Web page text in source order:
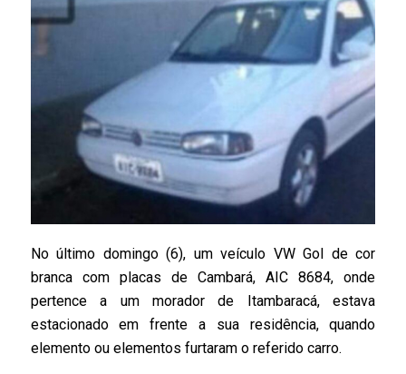
No último domingo (6), um veículo VW Gol de cor
branca com placas de Cambará, AIC 8684, onde
pertence a um morador de Itambaracá, estava
estacionado em frente a sua residência, quando
elemento ou elementos furtaram o referido carro.